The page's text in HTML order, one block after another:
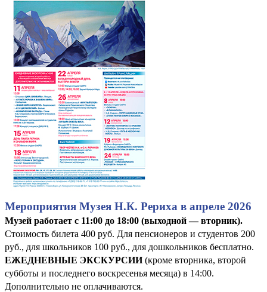
Мероприятия Музея Н.К. Рериха в апреле 2026
Музей работает с 11:00 до 18:00 (выходной — вторник).
Стоимость билета 400 руб. Для пенсионеров и студентов 200
руб., для школьников 100 руб., для дошкольников бесплатно.
ЕЖЕДНЕВНЫЕ ЭКСКУРСИИ(кроме вторника, второй
субботы и последнего воскресенья месяца) в 14:00.
Дополнительно не оплачиваются.